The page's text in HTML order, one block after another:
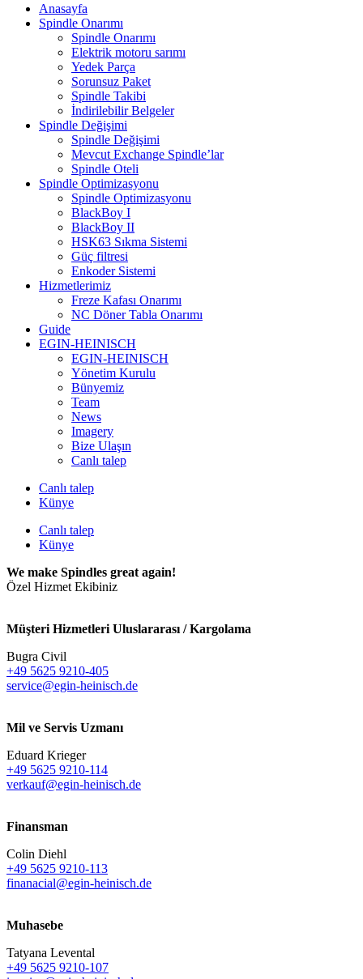
Anasayfa
Spindle Onarımı
Spindle Onarımı
Elektrik motoru sarımı
Yedek Parça
Sorunsuz Paket
Spindle Takibi
İndirilebilir Belgeler
Spindle Değişimi
Spindle Değişimi
Mevcut Exchange Spindle’lar
Spindle Oteli
Spindle Optimizasyonu
Spindle Optimizasyonu
BlackBoy I
BlackBoy II
HSK63 Sıkma Sistemi
Güç filtresi
Enkoder Sistemi
Hizmetlerimiz
Freze Kafası Onarımı
NC Döner Tabla Onarımı
Guide
EGIN-HEINISCH
EGIN-HEINISCH
Yönetim Kurulu
Bünyemiz
Team
News
Imagery
Bize Ulaşın
Canlı talep
Canlı talep
Künye
Canlı talep
Künye
We make Spindles great again!
Özel Hizmet Ekibiniz
Müşteri Hizmetleri Uluslararası / Kargolama
Bugra Civil
+49 5625 9210-405
service@egin-heinisch.de
Mil ve Servis Uzmanı
Eduard Krieger
+49 5625 9210-114
verkauf@egin-heinisch.de
Finansman
Colin Diehl
+49 5625 9210-113
finanacial@egin-heinisch.de
Muhasebe
Tatyana Levental
+49 5625 9210-107